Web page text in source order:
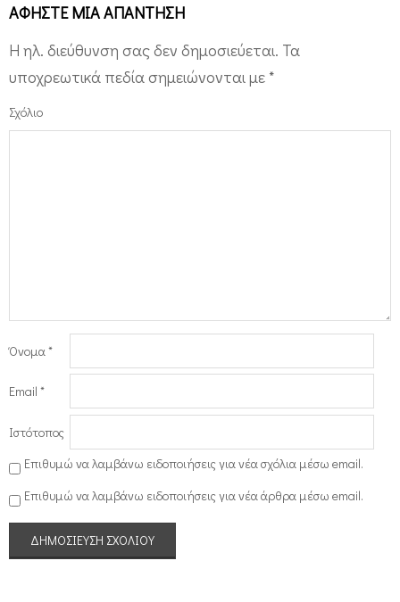
ΑΦΉΣΤΕ ΜΙΑ ΑΠΆΝΤΗΣΗ
Η ηλ. διεύθυνση σας δεν δημοσιεύεται. Τα
υποχρεωτικά πεδία σημειώνονται με *
Σχόλιο
Όνομα *
Email *
Ιστότοπος
Επιθυμώ να λαμβάνω ειδοποιήσεις για νέα σχόλια μέσω email.
Επιθυμώ να λαμβάνω ειδοποιήσεις για νέα άρθρα μέσω email.